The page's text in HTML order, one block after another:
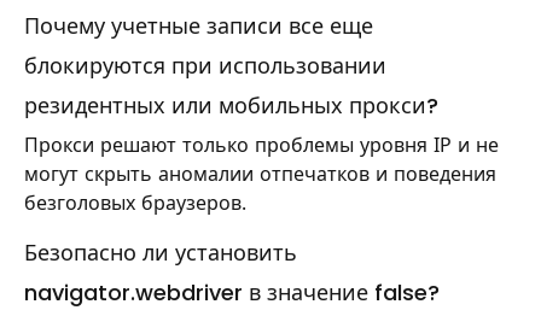
Почему учетные записи все еще
блокируются при использовании
резидентных или мобильных прокси?
Прокси решают только проблемы уровня IP и не
могут скрыть аномалии отпечатков и поведения
безголовых браузеров.
Безопасно ли установить
navigator.webdriver в значение false?